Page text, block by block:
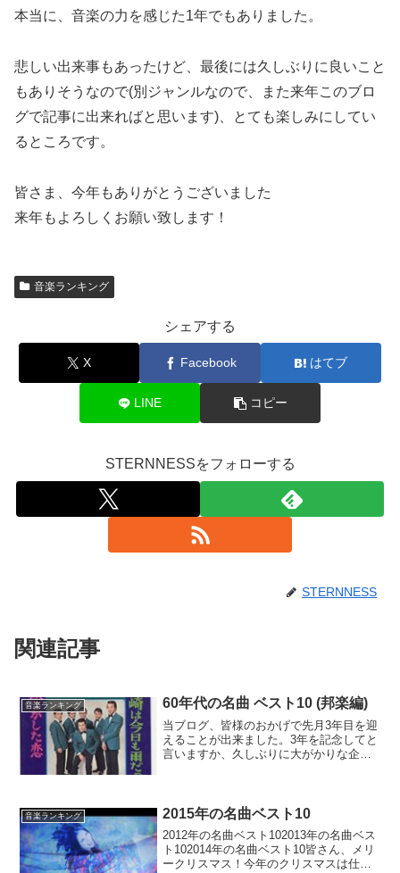
本当に、音楽の力を感じた1年でもありました。
悲しい出来事もあったけど、最後には久しぶりに良いこと
もありそうなので(別ジャンルなので、また来年このブロ
グで記事に出来ればと思います)、とても楽しみにしてい
るところです。
皆さま、今年もありがとうございました
来年もよろしくお願い致します！
音楽ランキング
シェアする
X Facebook はてブ
LINE コピー
STERNNESSをフォローする
STERNNESS
関連記事
音楽ランキング 60年代の名曲 ベスト10 (邦楽編)
当ブログ、皆様のおかげで先月3年目を迎
えることが出来ました。3年を記念してと
言いますか、久しぶりに大がかりな企画
は分けて、...
音楽ランキング 2015年の名曲ベスト10
2012年の名曲ベスト102013年の名曲ベス
ト102014年の名曲ベスト10皆さん、メリ
ークリスマス！今年のクリスマスは仕事